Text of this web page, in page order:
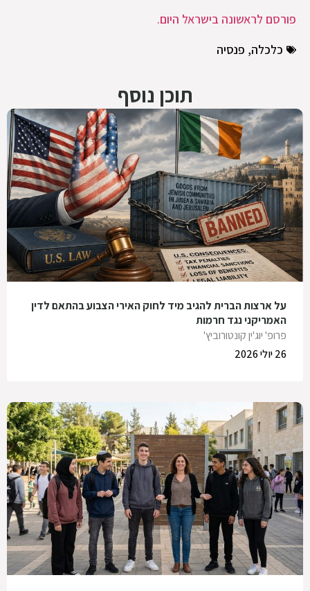
פורסם לראשונה בישראל היום.
כלכלה, פנסיה
תוכן נוסף
על ארצות הברית להגיב מיד לחוק האירי הצבוע בהתאם לדין
האמריקני נגד חרמות
פרופ' יוג'ין קונטורוביץ'
26 יולי 2026